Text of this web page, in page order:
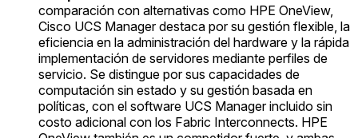
comparación con alternativas como HPE OneView,
Cisco UCS Manager destaca por su gestión flexible, la
eficiencia en la administración del hardware y la rápida
implementación de servidores mediante perfiles de
servicio. Se distingue por sus capacidades de
computación sin estado y su gestión basada en
políticas, con el software UCS Manager incluido sin
costo adicional con los Fabric Interconnects. HPE